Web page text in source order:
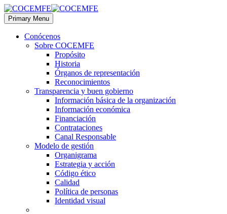
Primary Menu
Conócenos
Sobre COCEMFE
Propósito
Historia
Órganos de representación
Reconocimientos
Transparencia y buen gobierno
Información básica de la organización
Información económica
Financiación
Contrataciones
Canal Responsable
Modelo de gestión
Organigrama
Estrategia y acción
Código ético
Calidad
Política de personas
Identidad visual